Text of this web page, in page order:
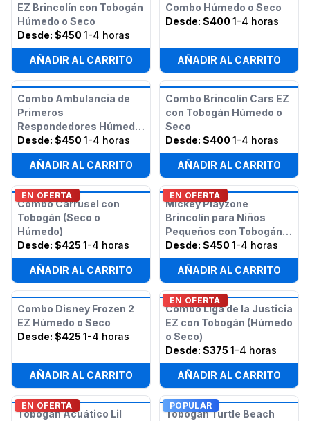
EZ Brincolín con Tobogán
Húmedo o Seco
Desde: $450 1-4 horas
AÑADIR AL CARRITO
Combo Húmedo o Seco
Desde: $400 1-4 horas
AÑADIR AL CARRITO
Combo Ambulancia de
Primeros
Respondedores Húmedo
y Seco
Desde: $450 1-4 horas
AÑADIR AL CARRITO
Combo Brincolín Cars EZ
con Tobogán Húmedo o
Seco
Desde: $400 1-4 horas
AÑADIR AL CARRITO
EN OFERTA
Combo Carrusel con
Tobogán (Seco o
Húmedo)
Desde: $425 1-4 horas
AÑADIR AL CARRITO
EN OFERTA
Mickey Playzone
Brincolín para Niños
Pequeños con Tobogán
(Húmedo o Seco)
Desde: $450 1-4 horas
AÑADIR AL CARRITO
Combo Disney Frozen 2
EZ Húmedo o Seco
Desde: $425 1-4 horas
AÑADIR AL CARRITO
EN OFERTA
Combo Liga de la Justicia
EZ con Tobogán (Húmedo
o Seco)
Desde: $375 1-4 horas
AÑADIR AL CARRITO
EN OFERTA
Tobogán Acuático Lil
POPULAR
Tobogán Turtle Beach